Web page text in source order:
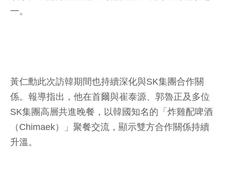
一。
黃仁勳此次訪韓期間也持續深化與SK集團合作關
係。報導指出，他在首爾與崔泰源、郭魯正及多位
SK集團高層共進晚餐，以韓國知名的「炸雞配啤酒
（Chimaek）」聚餐交流，顯示雙方合作關係持續
升溫。